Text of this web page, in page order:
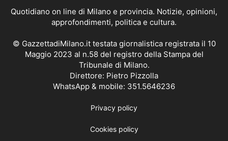
Quotidiano on line di Milano e provincia. Notizie, opinioni,
approfondimenti, politica e cultura.
© GazzettadiMilano.it testata giornalistica registrata il 10
Maggio 2023 al n.58 del registro della Stampa del
Tribunale di Milano.
Direttore: Pietro Pizzolla
WhatsApp & mobile: 351.5646236
Privacy policy
Cookies policy